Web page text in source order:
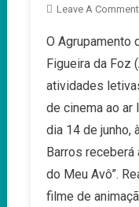
Leave A Comment
O Agrupamento
Figueira da Foz
atividades
de cinema ao ar
dia 14 de junho,
Barros receberá
do Meu Avô”.
filme de